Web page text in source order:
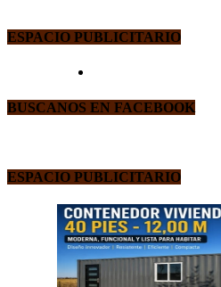
ESPACIO PUBLICITARIO
BUSCANOS EN FACEBOOK
ESPACIO PUBLICITARIO